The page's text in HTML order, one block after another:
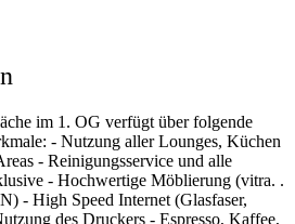
im 1. OG verfügt über folgende
- Nutzung aller Lounges, Küchen
- Reinigungsservice und alle
- Hochwertige Möblierung (vitra. .
- High Speed Internet (Glasfaser,
des Druckers - Espresso, Kaffee,